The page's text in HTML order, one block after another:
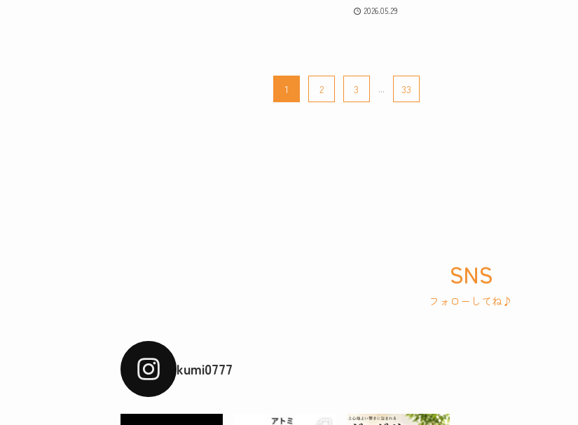
2026.05.29
1 2 3 ... 33
SNS
フォローしてね♪
kumi0777